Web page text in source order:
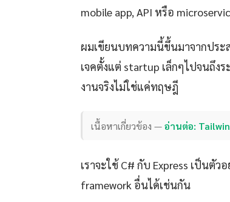
mobile app, API หรือ
ผมเขียนบทความนี้ขึ้นมาจากปร
เจคตั้งแต่ startup เล็กๆไปจนถึ
งานจริงไม่ใช่แค่ทฤษฎี
เนื้อหาเกี่ยวข้อง —อ่านต่อ:
เราจะใช้ C# กับ Express เป็นตั
framework อื่นได้เช่นกัน